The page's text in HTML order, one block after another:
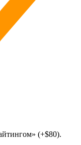
(+$80).